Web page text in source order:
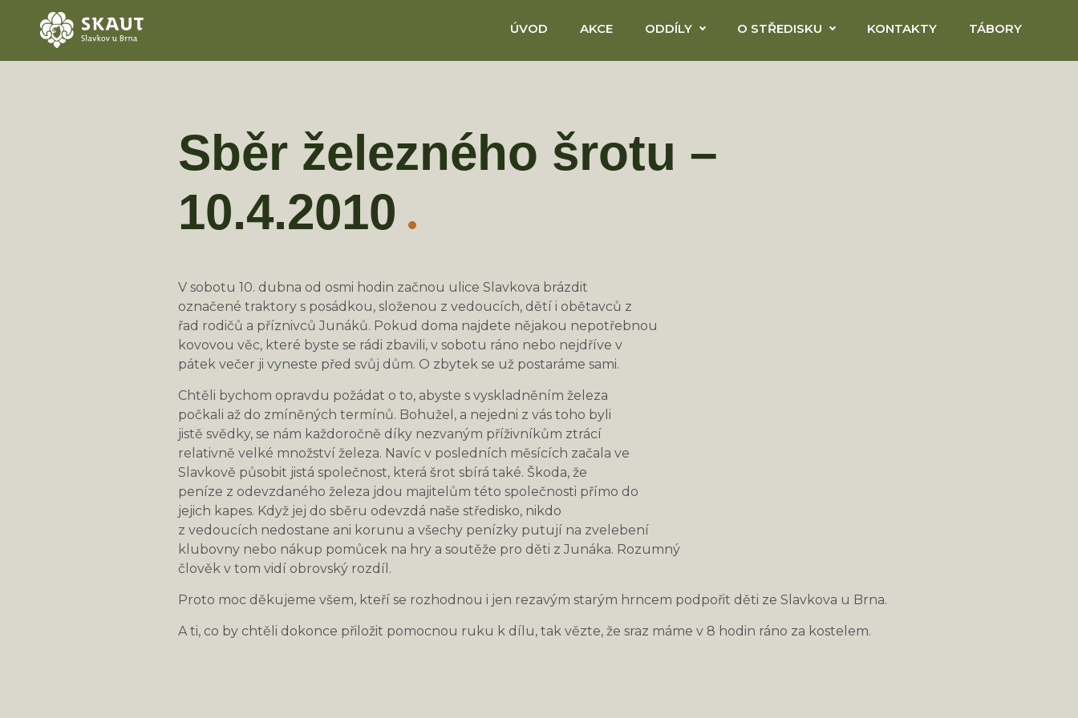
ÚVOD AKCE ODDÍLY O STŘEDISKU KONTAKTY TÁBORY
Sběr železného šrotu –
10.4.2010
V sobotu 10. dubna od osmi hodin začnou ulice Slavkova brázdit
označené traktory s posádkou, složenou z vedoucích, dětí i obětavců z
řad rodičů a příznivců Junáků. Pokud doma najdete nějakou nepotřebnou
kovovou věc, které byste se rádi zbavili, v sobotu ráno nebo nejdříve v
pátek večer ji vyneste před svůj dům. O zbytek se už postaráme sami.
Chtěli bychom opravdu požádat o to, abyste s vyskladněním železa
počkali až do zmíněných termínů. Bohužel, a nejedni z vás toho byli
jistě svědky, se nám každoročně díky nezvaným příživníkům ztrácí
relativně velké množství železa. Navíc v posledních měsících začala ve
Slavkově působit jistá společnost, která šrot sbírá také. Škoda, že
peníze z odevzdaného železa jdou majitelům této společnosti přímo do
jejich kapes. Když jej do sběru odevzdá naše středisko, nikdo
z vedoucích nedostane ani korunu a všechy penízky putují na zvelebení
klubovny nebo nákup pomůcek na hry a soutěže pro děti z Junáka. Rozumný
člověk v tom vidí obrovský rozdíl.
Proto moc děkujeme všem, kteří se rozhodnou i jen rezavým starým hrncem podpořit děti ze Slavkova u Brna.
A ti, co by chtěli dokonce přiložit pomocnou ruku k dílu, tak vězte, že sraz máme v 8 hodin ráno za kostelem.